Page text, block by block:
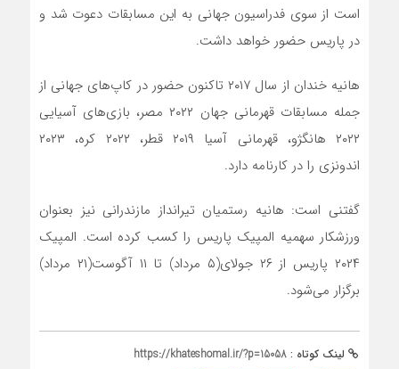
است از سوی فدراسیون جهانی به این مسابقات دعوت شد و
در پاریس حضور خواهد داشت.
هانیه خندان از سال ۲۰۱۷ تاکنون حضور در کاپ‌های جهانی از
جمله مسابقات قهرمانی جهان ۲۰۲۲ مصر، بازی‌های آسیایی
۲۰۲۲ هانگژو، قهرمانی آسیا ۲۰۱۹ قطر‌، ۲۰۲۲ کره، ۲۰۲۳
اندونزی را در کارنامه دارد.
گفتنی است: هانیه رستمیان تیرانداز مازندرانی نیز بعنوان
ورزشکار سهمیه المپیک پاریس را کسب کرده است. المپیک
۲۰۲۴ پاریس از ۲۶ جولای(۵ مرداد) تا ۱۱ آگوست(۲۱ مرداد)
برگزار می‌شود.
لینک کوتاه : https://khateshomal.ir/?p=15058